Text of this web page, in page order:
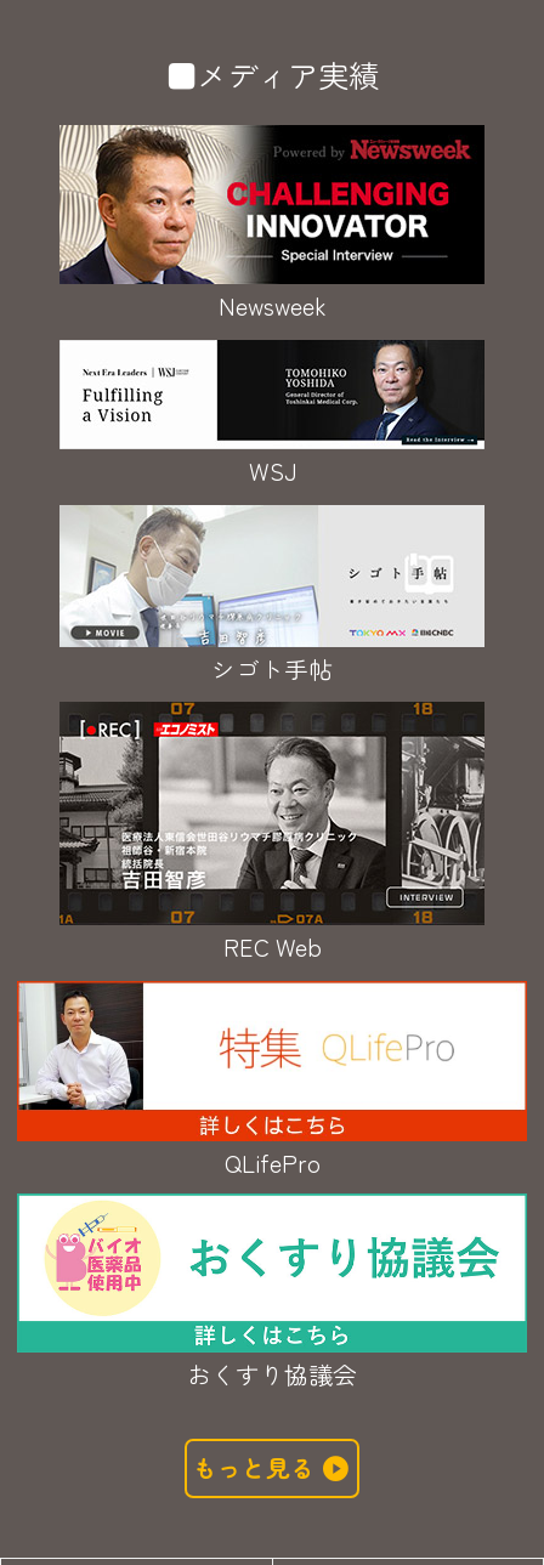
■メディア実績
Newsweek
WSJ
シゴト手帖
REC Web
QLifePro
おくすり協議会
もっと見る